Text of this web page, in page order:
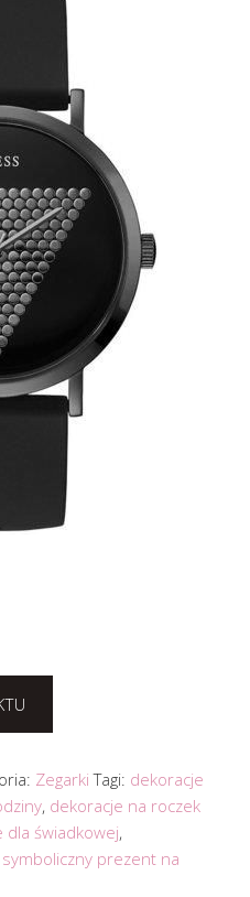
Zegarki Tagi: dekoracje
, dekoracje na roczek
dla świadkowej,
symboliczny prezent na